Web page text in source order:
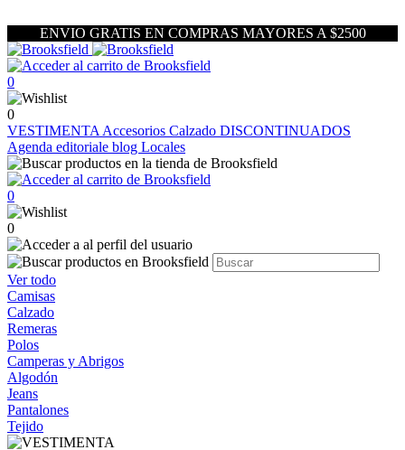
ENVIO GRATIS EN COMPRAS MAYORES A $2500
0
0
VESTIMENTA Accesorios Calzado DISCONTINUADOS
Agenda editoriale blog Locales
0
0
Ver todo
Camisas
Calzado
Remeras
Polos
Camperas y Abrigos
Algodón
Jeans
Pantalones
Tejido